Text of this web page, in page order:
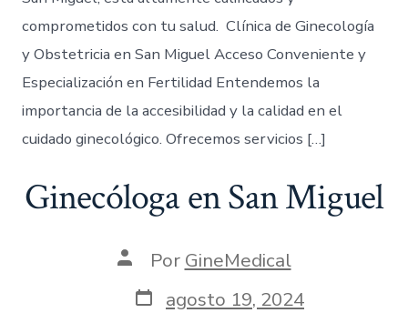
comprometidos con tu salud. Clínica de Ginecología
y Obstetricia en San Miguel Acceso Conveniente y
Especialización en Fertilidad Entendemos la
importancia de la accesibilidad y la calidad en el
cuidado ginecológico. Ofrecemos servicios […]
Ginecóloga en San Miguel
Por GineMedical
agosto 19, 2024